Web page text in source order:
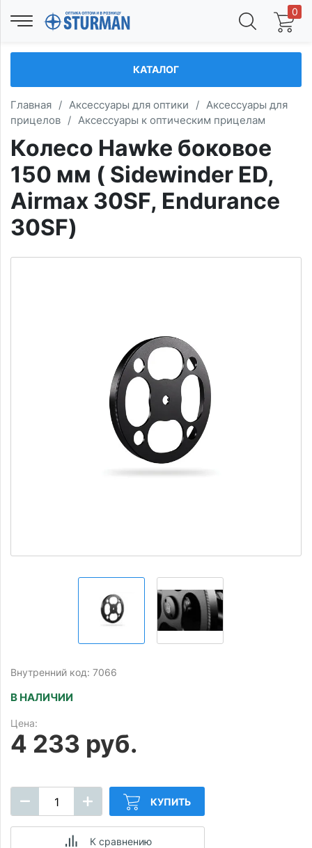
0
КАТАЛОГ
Главная / Аксессуары для оптики / Аксессуары для
прицелов / Аксессуары к оптическим прицелам
Колесо Hawke боковое
150 мм ( Sidewinder ED,
Airmax 30SF, Endurance
30SF)
Внутренний код: 7066
В НАЛИЧИИ
Цена:
4 233 руб.
КУПИТЬ
К сравнению